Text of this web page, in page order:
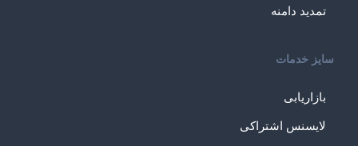
تمدید دامنه
سایز خدمات
بازاریابی
لایسنس اشتراکی